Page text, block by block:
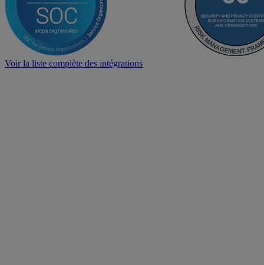
Voir la liste complète des intégrations